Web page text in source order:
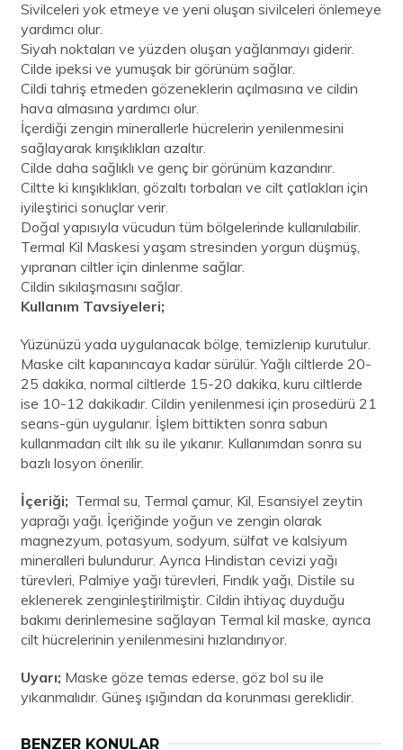
Sivilceleri yok etmeye ve yeni oluşan sivilceleri önlemeye
yardımcı olur.
Siyah noktaları ve yüzden oluşan yağlanmayı giderir.
Cilde ipeksi ve yumuşak bir görünüm sağlar.
Cildi tahriş etmeden gözeneklerin açılmasına ve cildin
hava almasına yardımcı olur.
İçerdiği zengin minerallerle hücrelerin yenilenmesini
sağlayarak kırışıklıkları azaltır.
Cilde daha sağlıklı ve genç bir görünüm kazandırır.
Ciltte ki kırışıklıkları, gözaltı torbaları ve cilt çatlakları için
iyileştirici sonuçlar verir.
Doğal yapısıyla vücudun tüm bölgelerinde kullanılabilir.
Termal Kil Maskesi yaşam stresinden yorgun düşmüş,
yıpranan ciltler için dinlenme sağlar.
Cildin sıkılaşmasını sağlar.
Kullanım Tavsiyeleri;
Yüzünüzü yada uygulanacak bölge, temizlenip kurutulur.
Maske cilt kapanıncaya kadar sürülür. Yağlı ciltlerde 20-
25 dakika, normal ciltlerde 15-20 dakika, kuru ciltlerde
ise 10-12 dakikadır. Cildin yenilenmesi için prosedürü 21
seans-gün uygulanır. İşlem bittikten sonra sabun
kullanmadan cilt ılık su ile yıkanır. Kullanımdan sonra su
bazlı losyon önerilir.
İçeriği; Termal su, Termal çamur, Kil, Esansiyel zeytin
yaprağı yağı. İçeriğinde yoğun ve zengin olarak
magnezyum, potasyum, sodyum, sülfat ve kalsiyum
mineralleri bulundurur. Ayrıca Hindistan cevizi yağı
türevleri, Palmiye yağı türevleri, Fındık yağı, Distile su
eklenerek zenginleştirilmiştir. Cildin ihtiyaç duyduğu
bakımı derinlemesine sağlayan Termal kil maske, ayrıca
cilt hücrelerinin yenilenmesini hızlandırıyor.
Uyarı; Maske göze temas ederse, göz bol su ile
yıkanmalıdır. Güneş ışığından da korunması gereklidir.
BENZER KONULAR